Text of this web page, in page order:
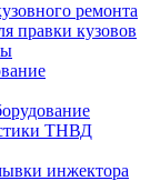
ремонта
правки кузовов
ТНВД
инжектора